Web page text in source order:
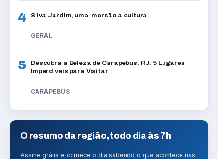
4 Silva Jardim, uma imersão a cultura
GERAL
5
Descubra a Beleza de Carapebus, RJ: 5 Lugares
Imperdíveis para Visitar
CARAPEBUS
O resumo da região, todo dia às 7h
Assine grátis e comece o dia sabendo o que acontece nas